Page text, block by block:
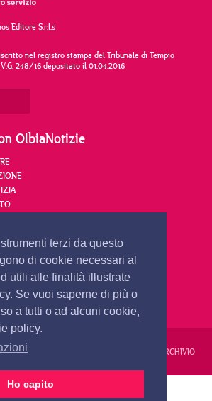
terzi da questo
di cookie necessari al
utili alle finalità illustrate
Se vuoi saperne di più o
a tutti o ad alcuni cookie,
policy.
Ho capito
Editore S.r.l.s
nel registro stampa del Tribunale di Tempio
248/16 depositato il 01.04.2016
OlbiaNotizie
PRIVACY E COOKIES ARCHIVIO
24 ORE VIDEO